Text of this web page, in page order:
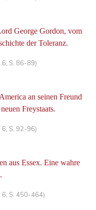
George Gordon, vom
der Toleranz.
S. 86-89)
an seinen Freund
Freystaats.
S. 92-96)
aus Essex. Eine wahre
6, S. 450-464)